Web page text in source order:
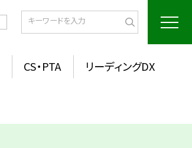
CS・PTA リーディングDX